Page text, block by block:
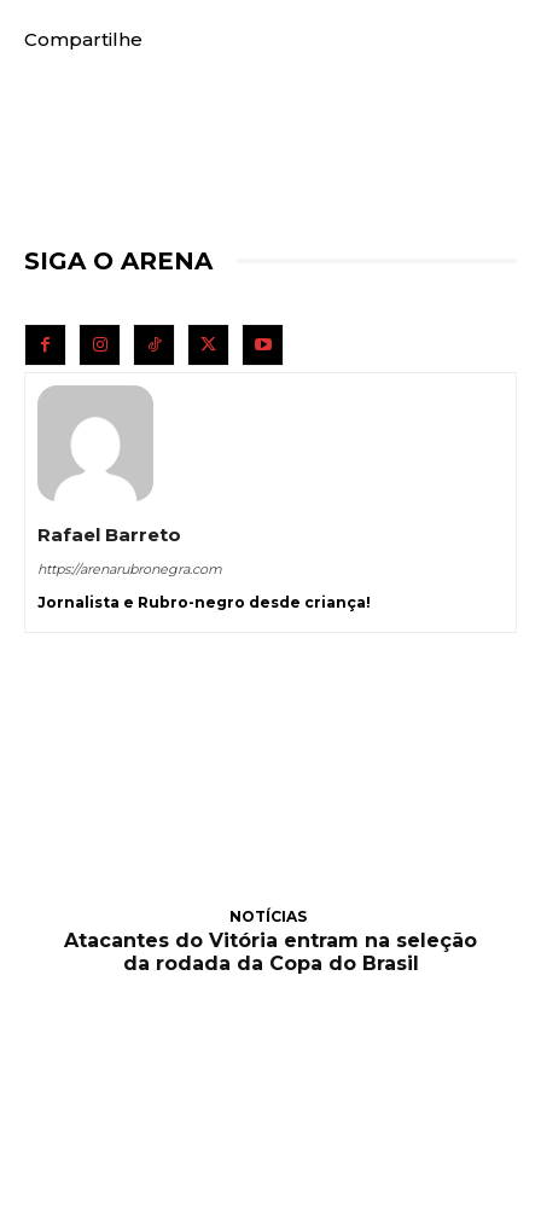
Compartilhe
SIGA O ARENA
Rafael Barreto
https://arenarubronegra.com
Jornalista e Rubro-negro desde criança!
NOTÍCIAS
Atacantes do Vitória entram na seleção
da rodada da Copa do Brasil